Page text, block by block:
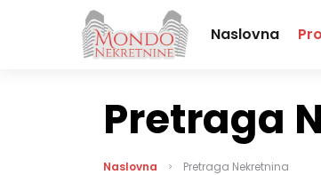
Naslovna
Pretraga
Naslovna Pretraga Nekretnina